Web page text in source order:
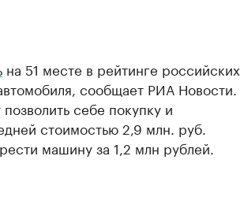
на 51 месте в рейтинге российских
сообщает РИА Новости.
себе покупку и
стоимостью 2,9 млн. руб.
машину за 1,2 млн рублей.